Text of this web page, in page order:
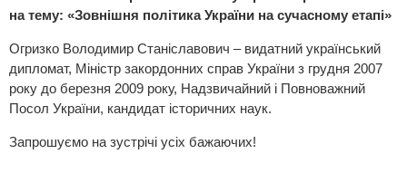
на тему: «Зовнішня політика України на сучасному етапі»
Огризко Володимир Станіславович – видатний український
дипломат, Міністр закордонних справ України з грудня 2007
року до березня 2009 року, Надзвичайний і Повноважний
Посол України, кандидат історичних наук.
Запрошуємо на зустрічі усіх бажаючих!